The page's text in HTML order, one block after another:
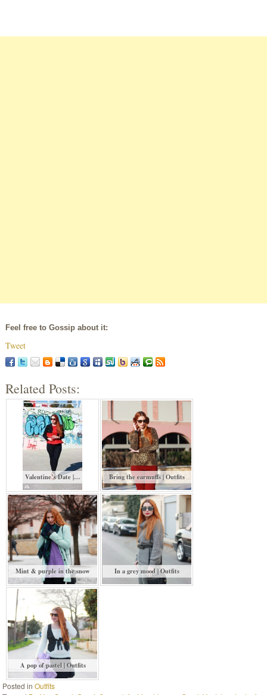
Feel free to Gossip about it:
Tweet
Related Posts:
Valentine’s Date |… Bring the earmuffs | Outfits
Mint & purple in the snow In a grey mood | Outfits
A pop of pastel | Outfits
Posted inOutfits